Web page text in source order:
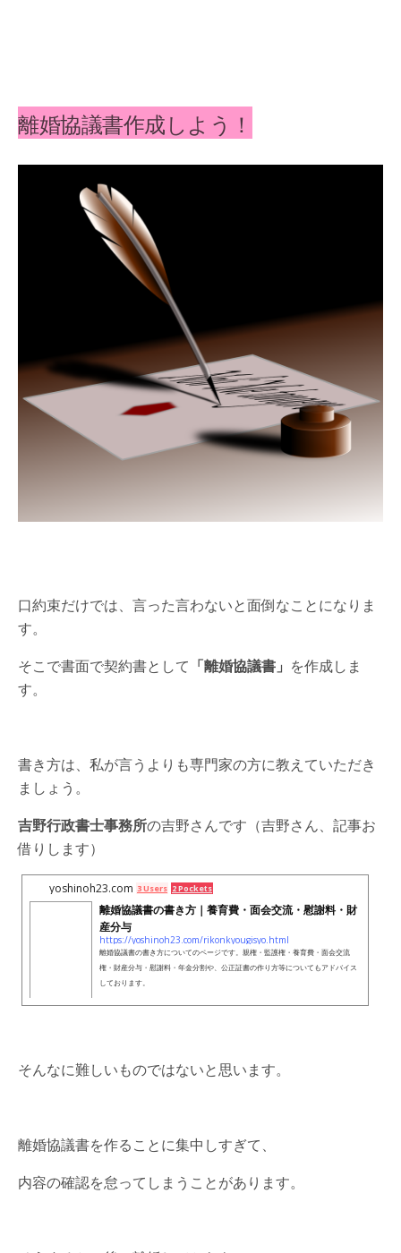
離婚協議書作成しよう！
口約束だけでは、言った言わないと面倒なことになりま
す。
そこで書面で契約書として 「離婚協議書」 を作成しま
す。
書き方は、私が言うよりも専門家の方に教えていただき
ましょう。
吉野行政書士事務所の吉野さんです（吉野さん、記事お
借りします）
yoshinoh23.com 3 Users 2 Pockets
離婚協議書の書き方｜養育費・面会交流・慰謝料・財
産分与
https://yoshinoh23.com/rikonkyougisyo.html
離婚協議書の書き方についてのページです。親権・監護権・養育費・面会交流
権・財産分与・慰謝料・年金分割や、公正証書の作り方等についてもアドバイス
しております。
そんなに難しいものではないと思います。
離婚協議書を作ることに集中しすぎて、
内容の確認を怠ってしまうことがあります。